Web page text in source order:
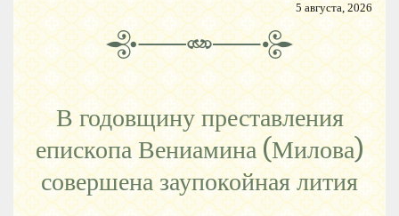
5 августа, 2026
В годовщину преставления
епископа Вениамина (Милова)
совершена заупокойная лития